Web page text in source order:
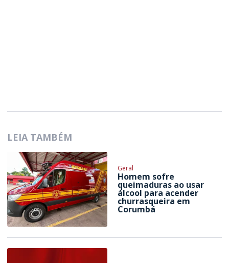
LEIA TAMBÉM
Geral
Homem sofre
queimaduras ao usar
álcool para acender
churrasqueira em
Corumbá